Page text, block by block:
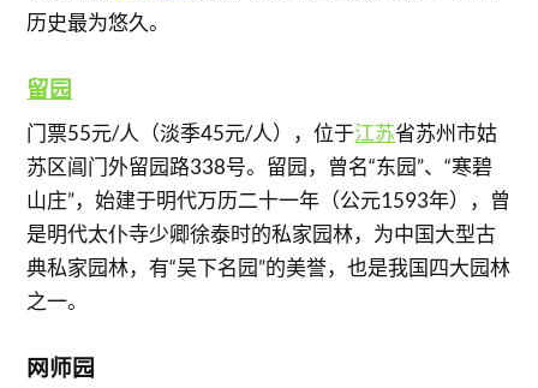
历史最为悠久。
留园
门票55元/人（淡季45元/人），位于江苏省苏州市姑
苏区阊门外留园路338号。留园，曾名“东园”、“寒碧
山庄”，始建于明代万历二十一年（公元1593年），曾
是明代太仆寺少卿徐泰时的私家园林，为中国大型古
典私家园林，有“吴下名园”的美誉，也是我国四大园林
之一。
网师园